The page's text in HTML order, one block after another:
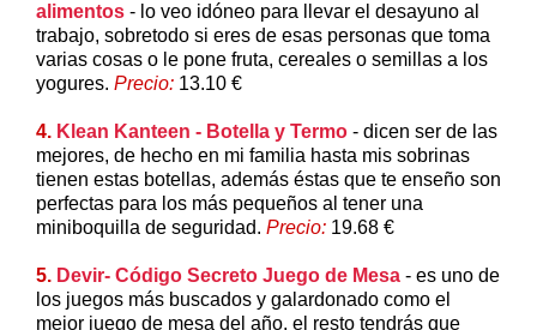
alimentos - lo veo idóneo para llevar el desayuno al
trabajo, sobretodo si eres de esas personas que toma
varias cosas o le pone fruta, cereales o semillas a los
yogures. Precio: 13.10 €
4. Klean Kanteen - Botella y Termo - dicen ser de las
mejores, de hecho en mi familia hasta mis sobrinas
tienen estas botellas, además éstas que te enseño son
perfectas para los más pequeños al tener una
miniboquilla de seguridad. Precio: 19.68 €
5. Devir- Código Secreto Juego de Mesa - es uno de
los juegos más buscados y galardonado como el
mejor juego de mesa del año, el resto tendrás que